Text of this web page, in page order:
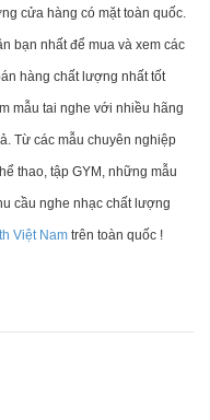
cửa hàng có mặt toàn quốc.
bạn nhất để mua và xem các
hàng chất lượng nhất tốt
mẫu tai nghe với nhiều hãng
Từ các mẫu chuyên nghiệp
thao, tập GYM, những mẫu
cầu nghe nhạc chất lượng
Việt Nam trên toàn quốc !